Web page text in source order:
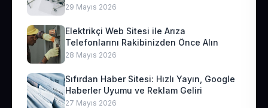
29 Mayıs 2026
Elektrikçi Web Sitesi ile Arıza
Telefonlarını Rakibinizden Önce Alın
28 Mayıs 2026
Sıfırdan Haber Sitesi: Hızlı Yayın, Google
Haberler Uyumu ve Reklam Geliri
27 Mayıs 2026